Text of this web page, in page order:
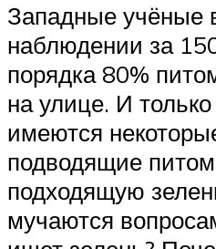
Западные учёные
наблюдении за
порядка 80%
на улице. И
имеются
подводящие
подходящую
мучаются